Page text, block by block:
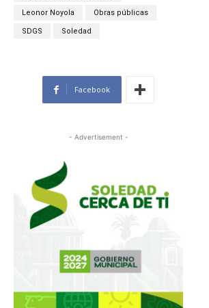
Leonor Noyola Obras públicas
SDGS Soledad
Facebook
- Advertisement -